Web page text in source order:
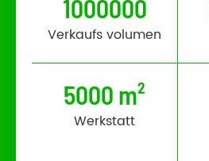
1000000
Verkaufs volumen
5000 m²
Werkstatt